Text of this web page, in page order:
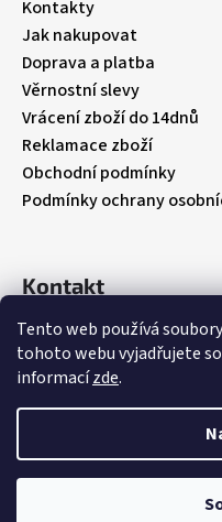
Tento web používá
tohoto webu vyjadřujete
informacízde.
Kontakty
Jak nakupovat
Doprava a platba
Věrnostní slevy
Vrácení zboží do 14dnů
Reklamace zboží
Obchodní podmínky
Podmínky ochrany
Kontakt
info@ babybebare.cz
Facebook
babybebare